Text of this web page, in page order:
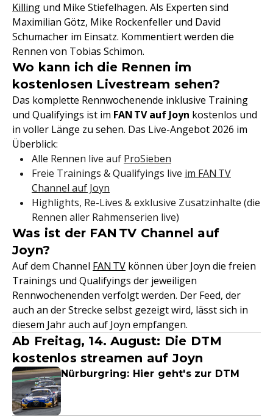
Killing und Mike Stiefelhagen. Als Experten sind
Maximilian Götz, Mike Rockenfeller und David
Schumacher im Einsatz. Kommentiert werden die
Rennen von Tobias Schimon.
Wo kann ich die Rennen im
kostenlosen Livestream sehen?
Das komplette Rennwochenende inklusive Training
und Qualifyings ist im FANTV auf Joyn kostenlos und
in voller Länge zu sehen. Das Live-Angebot 2026 im
Überblick:
Alle Rennen live auf ProSieben
Freie Trainings & Qualifyings live im FAN TV
Channel auf Joyn
Highlights, Re-Lives & exklusive Zusatzinhalte (die
Rennen aller Rahmenserien live)
Was ist der FAN TV Channel auf
Joyn?
Auf dem Channel FAN TV können über Joyn die freien
Trainings und Qualifyings der jeweiligen
Rennwochenenden verfolgt werden. Der Feed, der
auch an der Strecke selbst gezeigt wird, lässt sich in
diesem Jahr auch auf Joyn empfangen.
Ab Freitag, 14. August: Die DTM
kostenlos streamen auf Joyn
Nürburgring: Hier geht's zur DTM